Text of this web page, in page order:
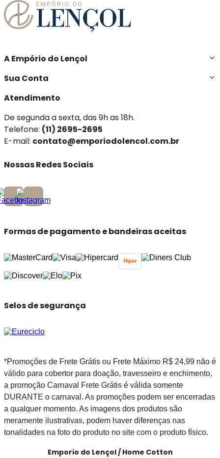
A Empório do Lençol
Sua Conta
Atendimento
De segunda a sexta, das 9h as 18h.
Telefone: (11) 2695-2695
E-mail: contato@emporiodolencol.com.br
Nossas Redes Sociais
Formas de pagamento e bandeiras aceitas
Selos de segurança
*Promoções de Frete Grátis ou Frete Máximo R$ 24,99 não é
válido para cobertor para doação, travesseiro e enchimento,
a promoção Carnaval Frete Grátis é válida somente
DURANTE o carnaval. As promoções podem ser encerradas
a qualquer momento. As imagens dos produtos são
meramente ilustrativas, podem haver diferenças nas
tonalidades na foto do produto no site com o produto físico.
Emporio do Lençol / Home Cotton